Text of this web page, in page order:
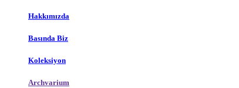
Hakkımızda
Basında Biz
Koleksiyon
Archvarium